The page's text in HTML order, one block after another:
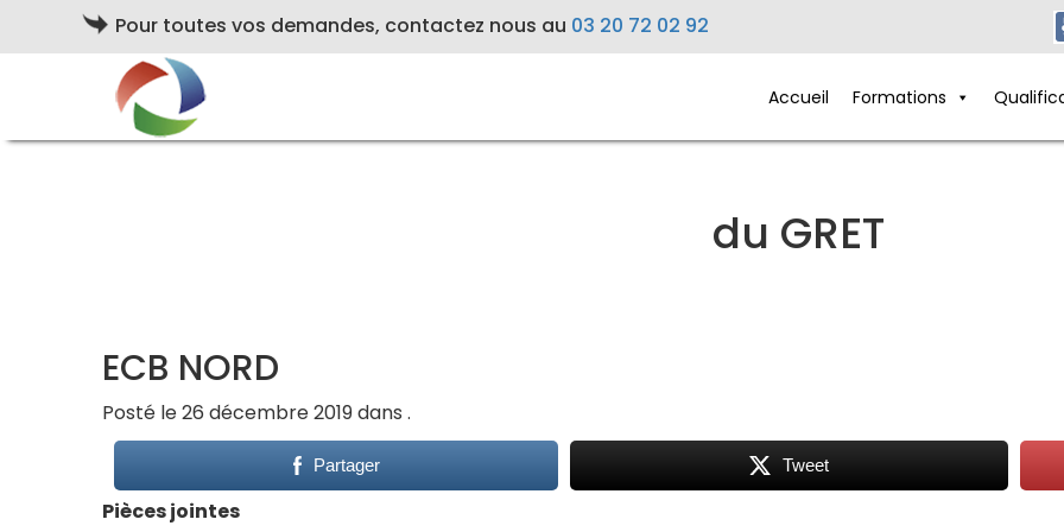
Pour toutes vos demandes, contactez nous au 03 20 72 02 92
Accueil Formations
du GRET
ECB NORD
Posté le 26 décembre 2019 dans .
Partager Tweet
Pièces jointes